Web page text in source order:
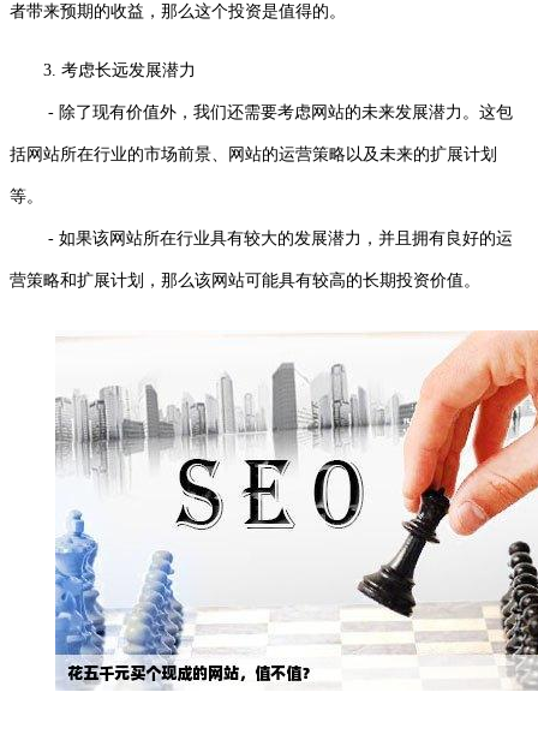
者带来预期的收益，那么这个投资是值得的。
3. 考虑长远发展潜力
- 除了现有价值外，我们还需要考虑网站的未来发展潜力。这包
括网站所在行业的市场前景、网站的运营策略以及未来的扩展计划
等。
- 如果该网站所在行业具有较大的发展潜力，并且拥有良好的运
营策略和扩展计划，那么该网站可能具有较高的长期投资价值。